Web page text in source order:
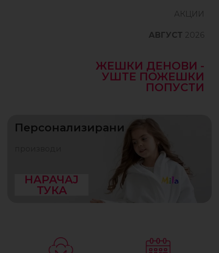
АКЦИИ
АВГУСТ 2026
ЖЕШКИ ДЕНОВИ -
УШТЕ ПОЖЕШКИ
ПОПУСТИ
Персонализирани
НАРАЧАЈ
ТУКА